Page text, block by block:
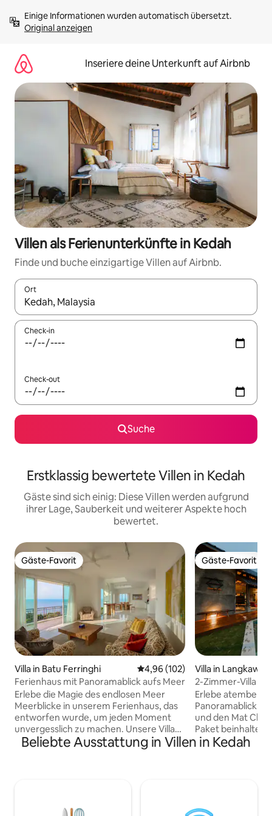
Inhalten
springenOriginal anzeigen
Inseriere deine Unterkunft auf Airbnb
Villen als Ferienunterkünfte in Kedah
Finde und buche einzigartige Villen auf Airbnb.
Ort
Wenn Ergebnisse verfügbar sind, navigiere mit den
Check-in
Check-out
Suche
Erstklassig bewertete Villen in Kedah
Gäste sind sich einig: Diese Villen werden aufgrund
ihrer Lage, Sauberkeit und weiterer Aspekte hoch
bewertet.
Gäste-Favorit
Gäste-Favorit
Villa in Batu Ferringhi Durchschnittliche Bewertung:
4,96 (102)
Ferienhaus mit Panoramablick aufs Meer
Erlebe die Magie des endlosen Meer
Meerblicke in unserem Ferienhaus, das
entworfen wurde, um jeden Moment
unvergesslich zu machen. Unsere Villa
bietet einen Platz in der ersten Reihe mit
Panoramablick auf das Meer und schafft
Räumen, die durchdacht mit
Gäste-Favorit
Gäste-Favorit
Villa in Langkawi
2-Zimmer-Villa
und privatem Pool
Erlebe
Panoramablick
und den Mat
Paket beinhaltet
eigenem Bad:
architektonisch
Beliebte Ausstattung in Villen in Kedah